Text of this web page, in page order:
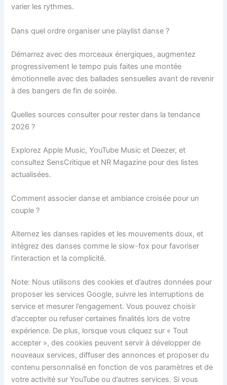
varier les rythmes.
Dans quel ordre organiser une playlist danse ?
Démarrez avec des morceaux énergiques, augmentez
progressivement le tempo puis faites une montée
émotionnelle avec des ballades sensuelles avant de revenir
à des bangers de fin de soirée.
Quelles sources consulter pour rester dans la tendance
2026 ?
Explorez Apple Music, YouTube Music et Deezer, et
consultez SensCritique et NR Magazine pour des listes
actualisées.
Comment associer danse et ambiance croisée pour un
couple ?
Alternez les danses rapides et les mouvements doux, et
intégrez des danses comme le slow-fox pour favoriser
l’interaction et la complicité.
Note: Nous utilisons des cookies et d’autres données pour
proposer les services Google, suivre les interruptions de
service et mesurer l’engagement. Vous pouvez choisir
d’accepter ou refuser certaines finalités lors de votre
expérience. De plus, lorsque vous cliquez sur « Tout
accepter », des cookies peuvent servir à développer de
nouveaux services, diffuser des annonces et proposer du
contenu personnalisé en fonction de vos paramètres et de
votre activité sur YouTube ou d’autres services. Si vous